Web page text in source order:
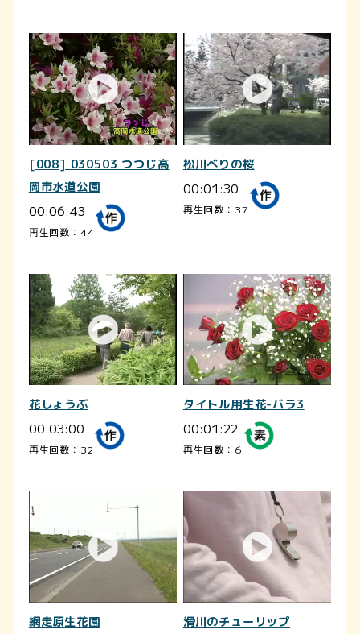
[008] 030503 つつじ高
岡市水道公園
00:06:43
再生回数：44
松川べりの桜
00:01:30
再生回数：37
花しょうぶ
00:03:00
再生回数：32
タイトル用生花-バラ3
00:01:22
再生回数：6
網走原生花園 滑川のチューリップ